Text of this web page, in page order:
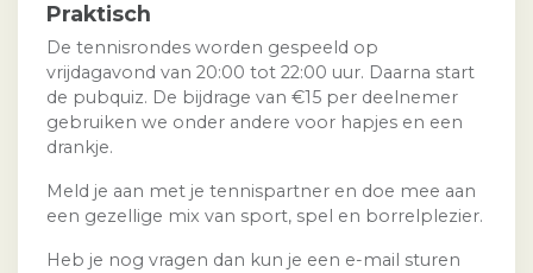
Praktisch
De tennisrondes worden gespeeld op
vrijdagavond van 20:00 tot 22:00 uur. Daarna start
de pubquiz. De bijdrage van €15 per deelnemer
gebruiken we onder andere voor hapjes en een
drankje.
Meld je aan met je tennispartner en doe mee aan
een gezellige mix van sport, spel en borrelplezier.
Heb je nog vragen dan kun je een e-mail sturen